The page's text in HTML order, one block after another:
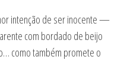
intenção de ser inocente —
com bordado de beijo
como também promete o